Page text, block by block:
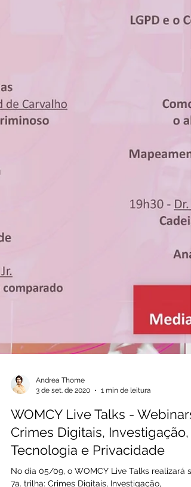
3 de set. de 2020
1 min de leitura
WOMCY Live Talks - Webinars
Crimes Digitais, Investigação,
Tecnologia e Privacidade